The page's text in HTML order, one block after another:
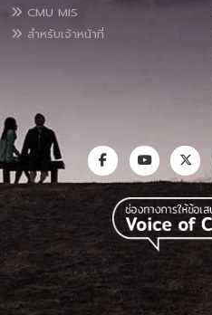
CMU MIS
สำหรับเจ้าหน้าที่